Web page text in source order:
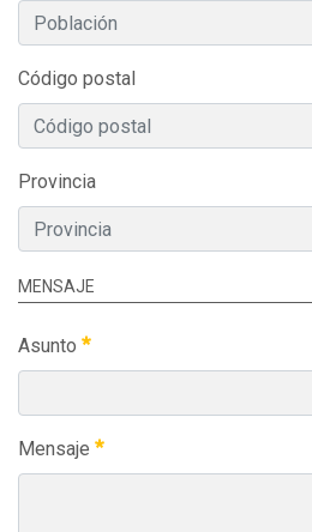
Código postal
Provincia
MENSAJE
Asunto
Mensaje